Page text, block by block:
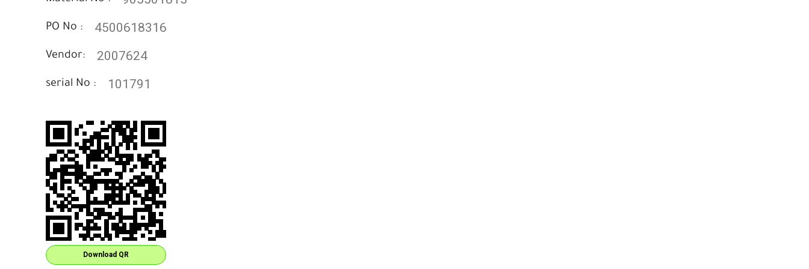
Download QR
PO No : 4500618316
Vendor: 2007624
serial No : 101791